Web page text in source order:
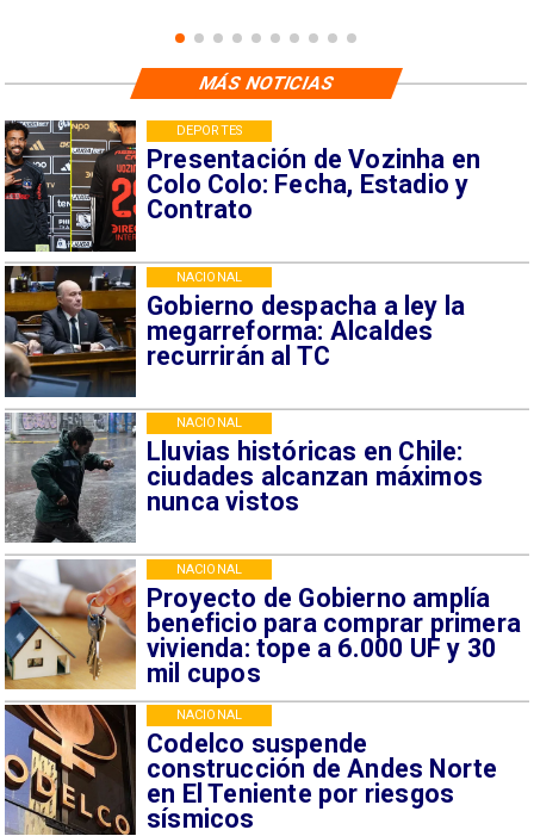
Presentación de Vozinha en
Colo Colo: Fecha, Estadio y
Contrato
DEPORTES
Gobierno despacha a ley la
megarreforma: Alcaldes
recurrirán al TC
NACIONAL
Lluvias históricas en Chile:
ciudades alcanzan máximos
nunca vistos
NACIONAL
Proyecto de Gobierno amplía
beneficio para comprar primera
vivienda: tope a 6.000 UF y 30
mil cupos
NACIONAL
Codelco suspende
construcción de Andes Norte
en El Teniente por riesgos
sísmicos
NACIONAL
MÁS NOTICIAS